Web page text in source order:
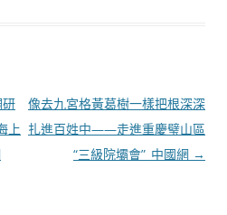
研
上
像去九宮格黃葛樹一樣把根深深
扎進百姓中——走進重慶璧山區
“三級院壩會”_中國網 →